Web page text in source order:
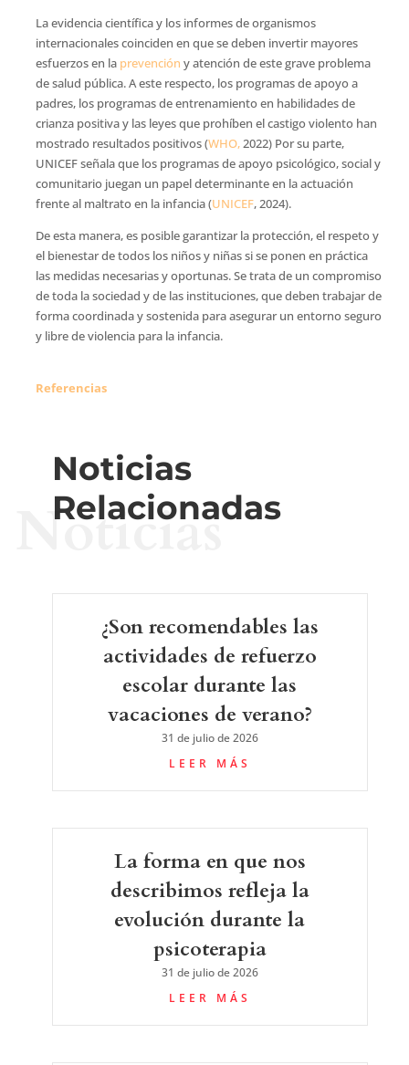
La evidencia científica y los informes de organismos
internacionales coinciden en que se deben invertir mayores
esfuerzos en la prevención y atención de este grave problema
de salud pública. A este respecto, los programas de apoyo a
padres, los programas de entrenamiento en habilidades de
crianza positiva y las leyes que prohíben el castigo violento han
mostrado resultados positivos (WHO,2022) Por su parte,
UNICEF señala que los programas de apoyo psicológico, social y
comunitario juegan un papel determinante en la actuación
frente al maltrato en la infancia (UNICEF, 2024).
De esta manera, es posible garantizar la protección, el respeto y
el bienestar de todos los niños y niñas si se ponen en práctica
las medidas necesarias y oportunas. Se trata de un compromiso
de toda la sociedad y de las instituciones, que deben trabajar de
forma coordinada y sostenida para asegurar un entorno seguro
y libre de violencia para la infancia.
Referencias
Noticias
Relacionadas
Noticias
¿Son recomendables las
actividades de refuerzo
escolar durante las
vacaciones de verano?
31 de julio de 2026
LEER MÁS
La forma en que nos
describimos refleja la
evolución durante la
psicoterapia
31 de julio de 2026
LEER MÁS